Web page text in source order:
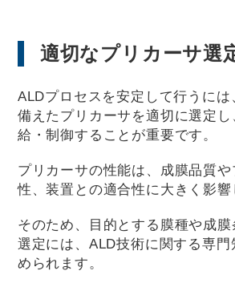
適切なプリカーサ選
ALDプロセスを安定して行うには
備えたプリカーサを適切に選定
給・制御することが重要です。
プリカーサの性能は、成膜品質や
性、装置との適合性に大きく影響
そのため、目的とする膜種や成
選定には、ALD技術に関する専門
められます。